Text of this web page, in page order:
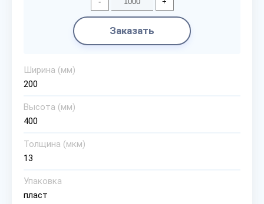
Заказать
Ширина (мм)
200
Высота (мм)
400
Толщина (мкм)
13
Упаковка
пласт